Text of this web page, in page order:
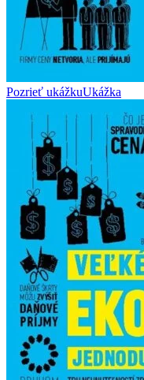
Pozrieť ukážkuUkážka